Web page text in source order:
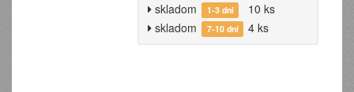
skladom 1-3 dni
10 ks
skladom
7-10 dní 4 ks